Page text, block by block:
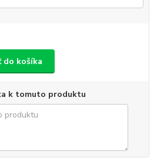
do košíka
k tomuto produktu